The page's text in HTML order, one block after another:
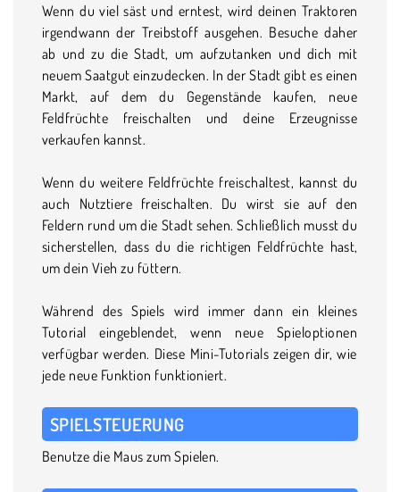
Wenn du viel säst und erntest, wird deinen Traktoren
irgendwann der Treibstoff ausgehen. Besuche daher
ab und zu die Stadt, um aufzutanken und dich mit
neuem Saatgut einzudecken. In der Stadt gibt es einen
Markt, auf dem du Gegenstände kaufen, neue
Feldfrüchte freischalten und deine Erzeugnisse
verkaufen kannst.
Wenn du weitere Feldfrüchte freischaltest, kannst du
auch Nutztiere freischalten. Du wirst sie auf den
Feldern rund um die Stadt sehen. Schließlich musst du
sicherstellen, dass du die richtigen Feldfrüchte hast,
um dein Vieh zu füttern.
Während des Spiels wird immer dann ein kleines
Tutorial eingeblendet, wenn neue Spieloptionen
verfügbar werden. Diese Mini-Tutorials zeigen dir, wie
jede neue Funktion funktioniert.
SPIELSTEUERUNG
Benutze die Maus zum Spielen.